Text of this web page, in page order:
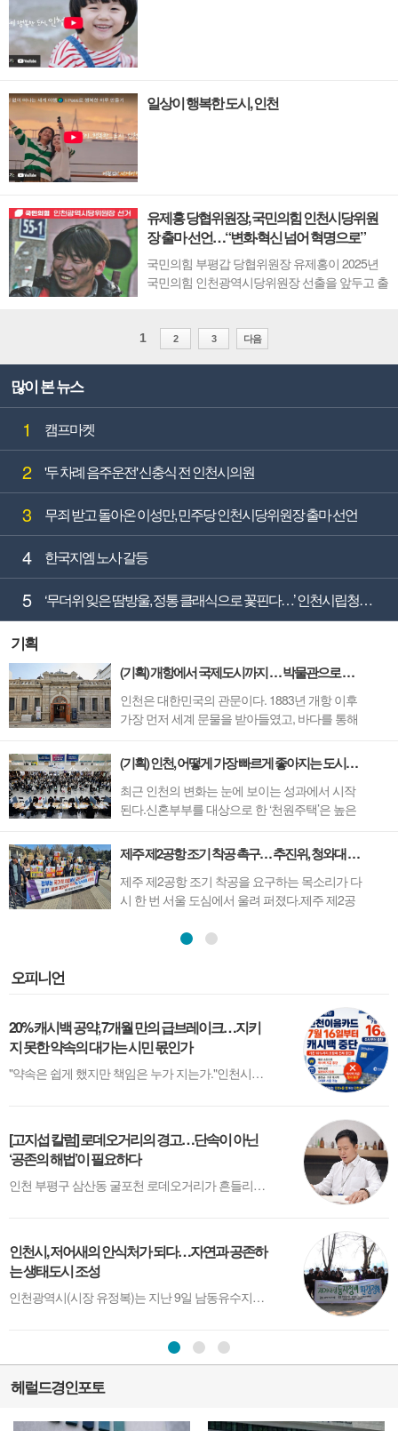
일상이 행복한 도시, 인천
유제홍 당협위원장, 국민의힘 인천시당위원
장 출마 선언…“변화·혁신 넘어 혁명으로”
국민의힘 부평갑 당협위원장 유제홍이 2025년
국민의힘 인천광역시당위원장 선출을 앞두고 출
인물로, "변화와 혁신을 넘어 혁명으로 인천시당
1 2 3 다음
많이 본 뉴스
1 캠프마켓
2 '두 차례 음주운전' 신충식 전 인천시의원
3 무죄 받고 돌아온 이성만, 민주당 인천시당위원장 출마 선언
4 한국지엠 노사 갈등
5 ‘무더위 잊은 땀방울, 정통 클래식으로 꽃핀다…’ 인천시립청소년교향악단, 첫 무대 앞두고 연습실 열기‘가득’
기획
(기획) 개항에서 국제도시까지 … 박물관으로 읽는 인천의 시간
인천은 대한민국의 관문이다. 1883년 개항 이후
가장 먼저 세계 문물을 받아들였고, 바다를 통해
작된 도시다.개항과 이민, 화교문화, 산업화와 국
제교류까지. 인천의 시간에는 대한민국 근현대
사의 흐름이 고스란히 담겨 있다.개항장의 근대
건축부터 서민들의 생활사, 한국 이민의 역사와
(기획) 인천, 어떻게 가장 빠르게 좋아지는 도시가 됐나.
최근 인천의 변화는 눈에 보이는 성과에서 시작
된다.신혼부부를 대상으로 한 ‘천원주택’은 높은
고, 4월 말 개장을 앞둔 청라하늘대교의 ‘엣지워
크’가 새로운 관광 콘텐츠로 주목받고 있다.이처
럼 최근 잇따른 정책들이 시민의 관심을 끌고 있
는 가운데, 인천이 왜 주목받는 ...
제주 제2공항 조기 착공 촉구… 추진위, 청와대 앞 성명 발표
제주 제2공항 조기 착공을 요구하는 목소리가 다
시 한 번 서울 도심에서 울려 퍼졌다.제주 제2공
울 청와대 분수대 앞에서 집회를 열고 성명서를
오피니언
20% 캐시백 공약, 7개월 만의 급브레이크…지키
지 못한 약속의 대가는 시민 몫인가
"약속은 쉽게 했지만 책임은 누가 지는가."인천시가 결국 인천이음카드 캐시백 지급을 중단했다. 시민들은 혜택을 잃었고, 상인들은 매출 감소를 걱정한다. 그리고 시는 '예산이 예상보다 빨리 소진됐다'며 재정개혁 태스크포스(TF)를 꾸리겠다고 밝혔다.하지만 시민들이 묻는 질문은 따로 있다.왜 이런 상황을 미리 예측하지 못했는가....
[고지섭 칼럼] 로데오거리의 경고…단속이 아닌
‘공존의 해법’이 필요하다
인천 부평구 삼산동 굴포천 로데오거리가 흔들리고 있다. 겉으로는 불법 테라스 단속을 둘러싼 갈등이지만, 그 이면을 들여다보면 훨씬 구조적인 문제가 자리하고 있다. 장사가 예전 같지 않은 상황에서 생존을 위한 선택이 ‘위법’으로 규정되고, 행정은 그 위에 칼날을 들이대고 있다.상인들에게 테라스는 사치가 아니다. 한 명의 ...
인천시, 저어새의 안식처가 되다…자연과 공존하
는 생태도시 조성
인천광역시(시장 유정복)는 지난 9일 남동유수지에서 대만 등지에서 월동한 후 매년 3월경 인천을 찾아오는 저어새를 위해 ‘저어새 둥지 정비' 행사를 진행했다고 밝혔다. 이번 행사는 국립생태원, 한국물새네트워크, 저어새NGO네트워크, 동아시아-대양주 철새이동경로 파트너십(EAAFP) 등 유관 단체와 자원봉사자, 시민들과 함께 참여...
헤럴드경인포토